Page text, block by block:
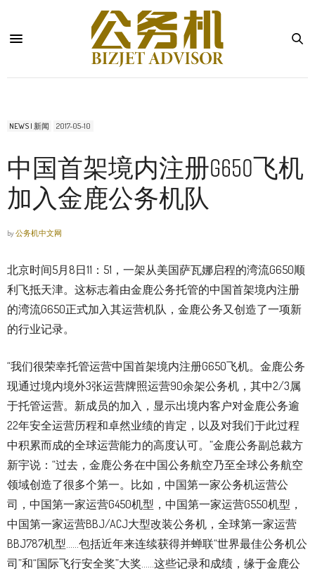
NEWS | 新闻 2017-05-10
中国首架境内注册G650飞机
加入金鹿公务机队
by公务机中文网
北京时间5月8日11：51，一架从美国萨瓦娜启程的湾流G650顺
利飞抵天津。这标志着由金鹿公务托管的中国首架境内注册
的湾流G650正式加入其运营机队，金鹿公务又创造了一项新
的行业记录。
“我们很荣幸托管运营中国首架境内注册G650飞机。金鹿公务
现通过境内境外3张运营牌照运营90余架公务机，其中2/3属
于托管运营。新成员的加入，显示出境内客户对金鹿公务逾
22年安全运营历程和卓然业绩的肯定，以及对我们于此过程
中积累而成的全球运营能力的高度认可。”金鹿公务副总裁方
新宇说：“过去，金鹿公务在中国公务航空乃至全球公务航空
领域创造了很多个第一。比如，中国第一家公务机运营公
司，中国第一家运营G450机型，中国第一家运营G550机型，
中国第一家运营BBJ/ACJ大型改装公务机，全球第一家运营
BBJ787机型……包括近年来连续获得并蝉联“世界最佳公务机公
司”和“国际飞行安全奖”大奖……这些记录和成绩，缘于金鹿公